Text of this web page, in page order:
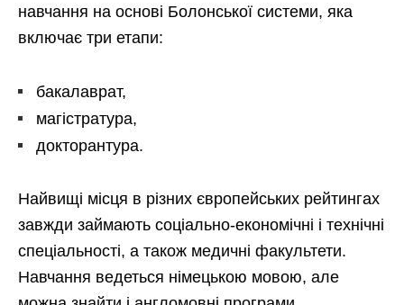
навчання на основі Болонської системи, яка
включає три етапи:
бакалаврат,
магістратура,
докторантура.
Найвищі місця в різних європейських рейтингах
завжди займають соціально-економічні і технічні
спеціальності, а також медичні факультети.
Навчання ведеться німецькою мовою, але